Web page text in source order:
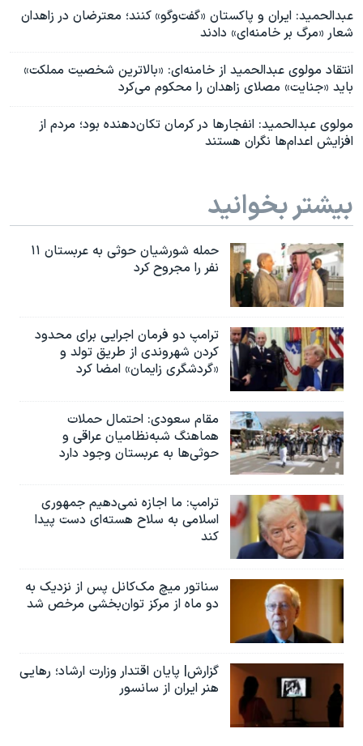
عبدالحمید: ایران و پاکستان «گفت‌وگو» کنند؛ معترضان در زاهدان
شعار «مرگ بر خامنه‌ای» دادند
انتقاد مولوی عبدالحمید از خامنه‌ای: «بالاترین شخصیت مملکت»
باید «جنایت» مصلای زاهدان را محکوم می‌کرد
مولوی عبدالحمید: انفجارها در کرمان تکان‌دهنده بود؛ مردم از
افزایش اعدام‌ها نگران هستند
بیشتر بخوانید
حمله شورشیان حوثی به عربستان ۱۱
نفر را مجروح کرد
ترامپ دو فرمان اجرایی برای محدود
کردن شهروندی از طریق تولد و
«گردشگری زایمان» امضا کرد
مقام سعودی: احتمال حملات
هماهنگ شبه‌نظامیان عراقی و
حوثی‌ها به عربستان وجود دارد
ترامپ: ما اجازه نمی‌دهیم جمهوری
اسلامی به سلاح هسته‌ای دست پیدا
کند
سناتور میچ مک‌کانل پس از نزدیک به
دو ماه از مرکز توان‌بخشی مرخص شد
گزارش| پایان اقتدار وزارت ارشاد؛ رهایی
هنر ایران از سانسور